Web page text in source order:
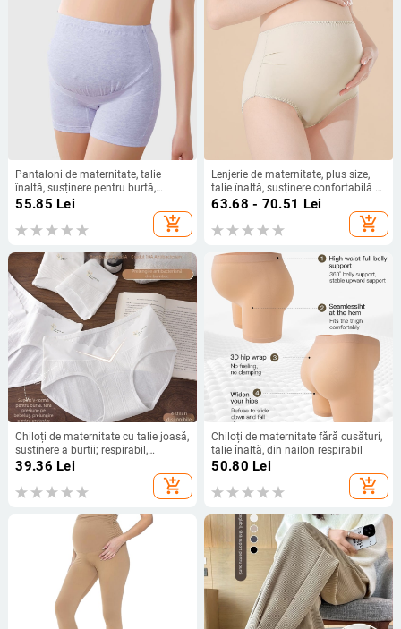
Pantaloni de maternitate, talie
înaltă, susținere pentru burtă,
țesătură 95% bumbac, căptușeală
în zona inghinală din bumbac,
purtare toate sezoanele
55.85 Lei
add_shopping_cart
Lenjerie de maternitate, plus size,
talie înaltă, susținere confortabilă a
burții, fără dungi vizibile
63.68 - 70.51 Lei
add_shopping_cart
Chiloți de maternitate cu talie joasă,
susținere a burții; respirabil,
antibacterian; material principal
95–100% bumbac; căptușeală
100% bumbac.
39.36 Lei
add_shopping_cart
Chiloți de maternitate fără cusături,
talie înaltă, din nailon respirabil
50.80 Lei
add_shopping_cart